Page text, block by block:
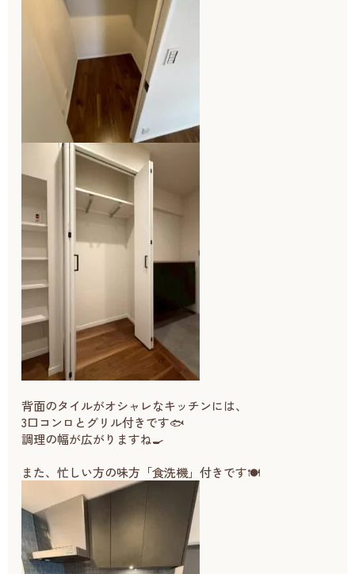
背面のタイルがオシャレなキッチンには、
3口コンロとグリル付きです🐟
調理の幅が広がりますね🍳
また、忙しい方の味方「食洗機」付きです🍽️